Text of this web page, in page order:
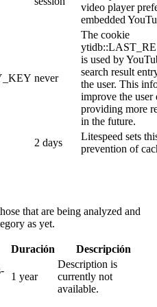
video player
embedded
never
The cookie
is used by
search result
the user. This
improve the user
providing more
in the future.
2 days
Litespeed sets
prevention of
that are being analyzed and
as yet.
Duración
Descripción
1 year
Description is
currently not
available.